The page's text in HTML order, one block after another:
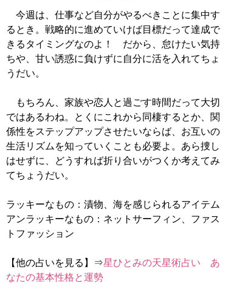
今週は、仕事など自分がやるべきことに集中す
るとき。戦略的に進めていけば目標だって達成で
きるタイミングなのよ！ だから、怠けたい気持
ちや、甘い誘惑に負けずに自分に活を入れてちょ
うだい。
もちろん、家族や恋人と過ごす時間だって大切
ではあるわね。とくにこれから同棲するとか、関
係性をステップアップさせたいならば、お互いの
生活リズムを知っていくことも必要よ。あら捜し
はせずに、どうすれば折り合いがつくか考えてみ
てちょうだい。
ラッキーなもの：漬物、海を感じられるアイテム
アンラッキーなもの：ネットサーフィン、ファス
トファッション
【他の占いを見る】⇒星ひとみの天星術占い あ
なたの基本性格と運勢